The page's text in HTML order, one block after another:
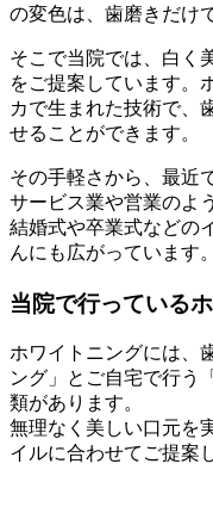
の変色は、歯磨きだけ
そこで当院では、白く
をご提案しています。
カで生まれた技術で、
せることができます。
その手軽さから、最近
サービス業や営業のよ
結婚式や卒業式などの
んにも広がっています。
当院で行っている
ホワイトニングには、
ング」とご自宅で行う
類があります。
無理なく美しい口元を
イルに合わせてご提案